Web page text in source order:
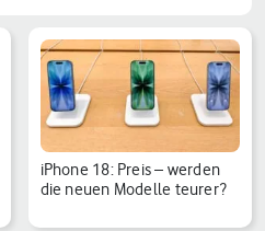
iPhone 18: Preis – werden
die neuen Modelle teurer?